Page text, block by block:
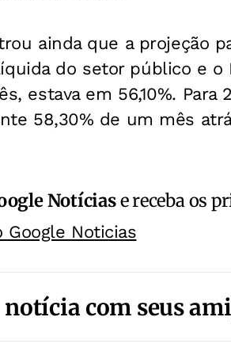
ainda que a projeção
do setor público e o
estava em 56,10%.
58,30% de um mês
Notíciase receba os
Google Noticias
com seus